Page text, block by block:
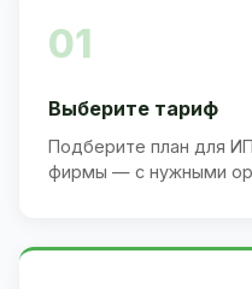
01
Выберите тариф
Подберите план для
фирмы — с нужными